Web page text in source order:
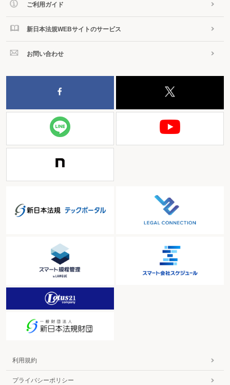
ご利用ガイド
新日本法規WEBサイトのサービス
お問い合わせ
利用規約
プライバシーポリシー